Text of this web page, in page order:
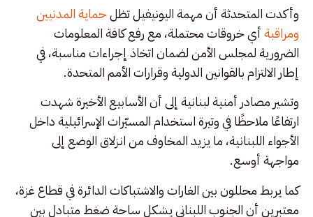
وأكدت المتحدثة أن مهمة اليونيفيل تظلحماية المدنيين
ومراقبةأي خروقات محتملة، مع رفع كافة المعلومات
الضرورية لمجلس الأمن لضمان اتخاذ إجراءات مناسبة، في
إطار الالتزام بالقوانين الدولية وقرارات الأمم المتحدة.
وتشير مصادر أمنية لبنانية إلى أن الأسابيع الأخيرة شهدت
ارتفاعًا ملاحظًا في وتيرة استخدام المسيّرات الإسرائيلية داخل
الأجواء اللبنانية، ما يزيد المخاوف من انزلاق الوضع إلى
مواجهة أوسع.
كما يربط محللون بين الغارات والاشتباكات الدائرة في قطاع غزة،
معتبرين أن الجنوب اللبناني يشكل ساحة ضغط متبادل بين